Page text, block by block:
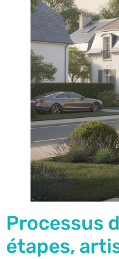
Processus
étapes,